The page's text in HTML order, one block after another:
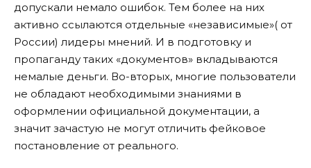
допускали немало ошибок. Тем более на них
активно ссылаются отдельные «независимые»( от
России) лидеры мнений. И в подготовку и
пропаганду таких «документов» вкладываются
немалые деньги. Во-вторых, многие пользователи
не обладают необходимыми знаниями в
оформлении официальной документации, а
значит зачастую не могут отличить фейковое
постановление от реального.